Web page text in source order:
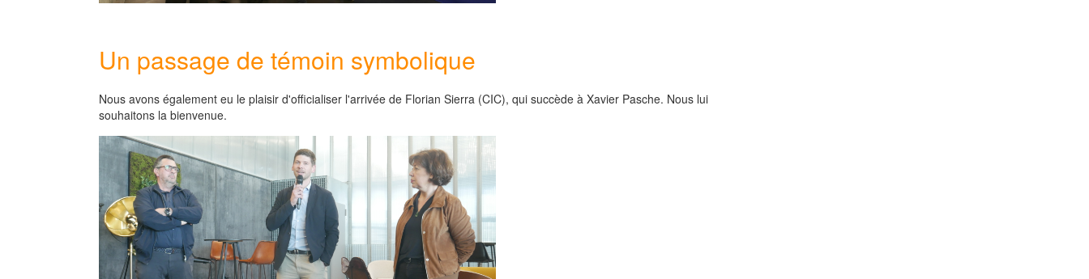
Un passage de témoin symbolique
Nous avons également eu le plaisir d'officialiser l'arrivée de Florian Sierra (CIC), qui succède à Xavier Pasche. Nous lui
souhaitons la bienvenue.